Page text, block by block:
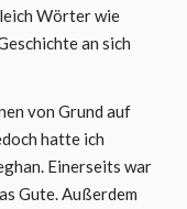
Wörter wie
an sich
von Grund auf
hatte ich
Einerseits war
Gute. Außerdem